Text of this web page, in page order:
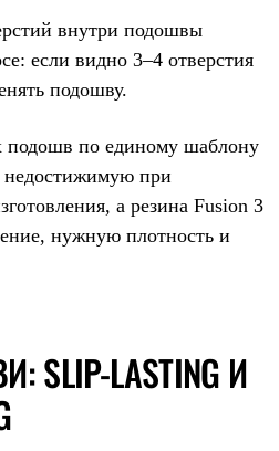
внутри подошвы
если видно 3–4 отверстия
подошву.
подошв по единому шаблону
недостижимую при
а резина Fusion 3
нужную плотность и
SLIP-LASTING И